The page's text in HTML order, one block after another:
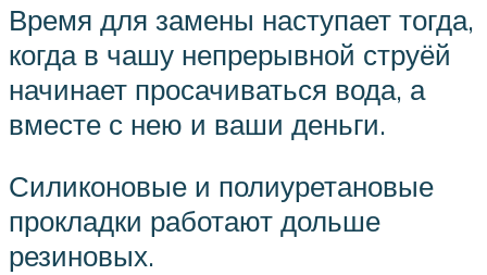
Время для замены наступает тогда,
когда в чашу непрерывной струёй
начинает просачиваться вода, а
вместе с нею и ваши деньги.
Силиконовые и полиуретановые
прокладки работают дольше
резиновых.